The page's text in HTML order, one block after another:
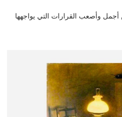
أجمل وأصعب القرارات التي يواجهها